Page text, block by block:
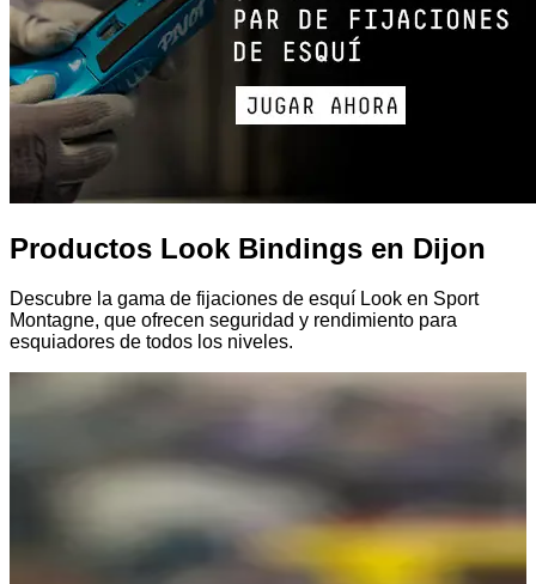
Productos Look Bindings en Dijon
Descubre la gama de fijaciones de esquí Look en Sport
Montagne, que ofrecen seguridad y rendimiento para
esquiadores de todos los niveles.